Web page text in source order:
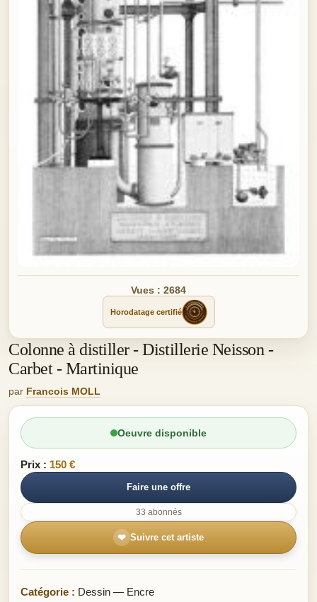
Vues : 2684
Horodatage certifié
Colonne à distiller - Distillerie Neisson -
Carbet - Martinique
par Francois MOLL
Oeuvre disponible
Prix : 150 €
Faire une offre
33 abonnés
❤ Suivre cet artiste
Catégorie : Dessin — Encre